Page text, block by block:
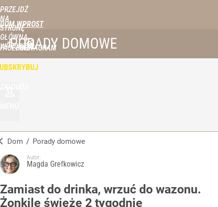
PRZEJDŹ
NA
STRONĘ
GŁÓWNĄ
WPROST.PL
DOM WPROST
FACEBOOKINSTAGRAM
PORADY DOMOWE
Dom / Porady domowe
Autor:
Magda Grefkowicz
Zamiast do drinka, wrzuć do wazonu.
Żonkile świeże 2 tygodnie